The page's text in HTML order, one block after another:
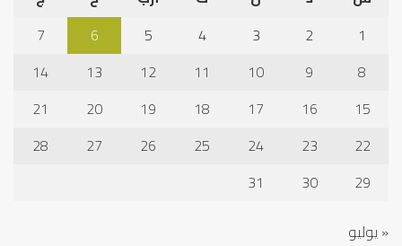
1
2
3
4
5
6
7
8
9
10
11
12
13
14
15
16
17
18
19
20
21
22
23
24
25
26
27
28
29
30
31
« يوليو